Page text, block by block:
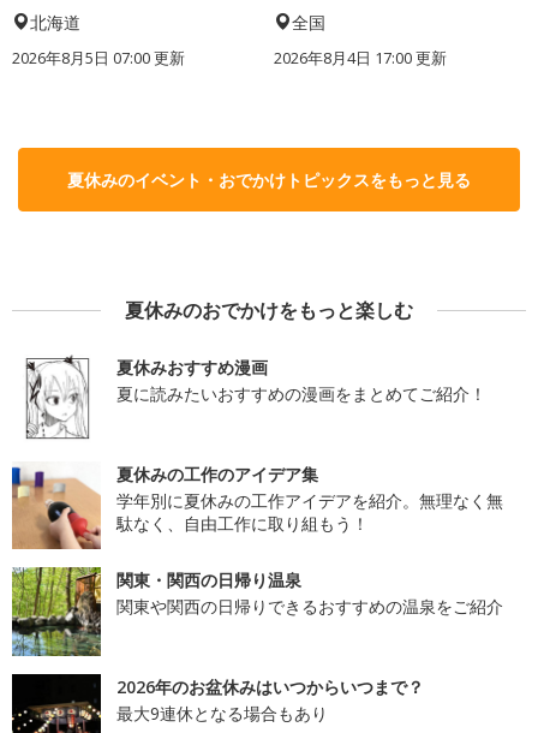
北海道
2026年8月5日 07:00更新
全国
2026年8月4日 17:00更新
夏休みのイベント・おでかけトピックスをもっと見る
夏休みのおでかけをもっと楽しむ
夏休みおすすめ漫画
夏に読みたいおすすめの漫画をまとめてご紹介！
夏休みの工作のアイデア集
学年別に夏休みの工作アイデアを紹介。無理なく無
駄なく、自由工作に取り組もう！
関東・関西の日帰り温泉
関東や関西の日帰りできるおすすめの温泉をご紹介
2026年のお盆休みはいつからいつまで？
最大9連休となる場合もあり